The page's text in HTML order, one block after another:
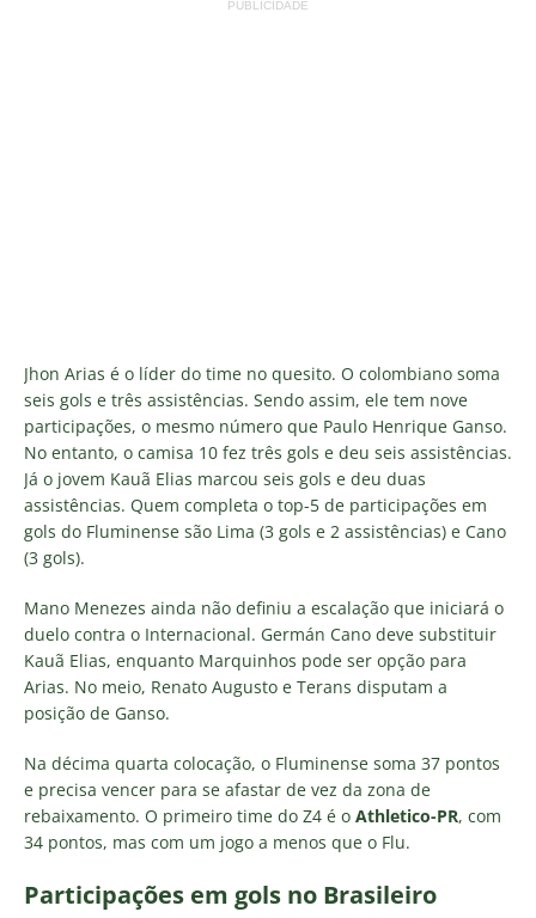
PUBLICIDADE
Jhon Arias é o líder do time no quesito. O colombiano soma
seis gols e três assistências. Sendo assim, ele tem nove
participações, o mesmo número que Paulo Henrique Ganso.
No entanto, o camisa 10 fez três gols e deu seis assistências.
Já o jovem Kauã Elias marcou seis gols e deu duas
assistências. Quem completa o top-5 de participações em
gols do Fluminense são Lima (3 gols e 2 assistências) e Cano
(3 gols).
Mano Menezes ainda não definiu a escalação que iniciará o
duelo contra o Internacional. Germán Cano deve substituir
Kauã Elias, enquanto Marquinhos pode ser opção para
Arias. No meio, Renato Augusto e Terans disputam a
posição de Ganso.
Na décima quarta colocação, o Fluminense soma 37 pontos
e precisa vencer para se afastar de vez da zona de
rebaixamento. O primeiro time do Z4 é o Athletico-PR, com
34 pontos, mas com um jogo a menos que o Flu.
Participações em gols no Brasileiro